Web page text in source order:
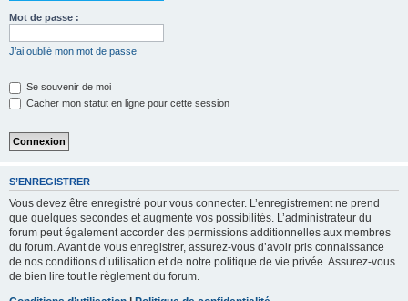
Mot de passe :
J’ai oublié mon mot de passe
Se souvenir de moi
Cacher mon statut en ligne pour cette session
S’ENREGISTRER
Vous devez être enregistré pour vous connecter. L’enregistrement ne prend
que quelques secondes et augmente vos possibilités. L’administrateur du
forum peut également accorder des permissions additionnelles aux membres
du forum. Avant de vous enregistrer, assurez-vous d’avoir pris connaissance
de nos conditions d’utilisation et de notre politique de vie privée. Assurez-vous
de bien lire tout le règlement du forum.